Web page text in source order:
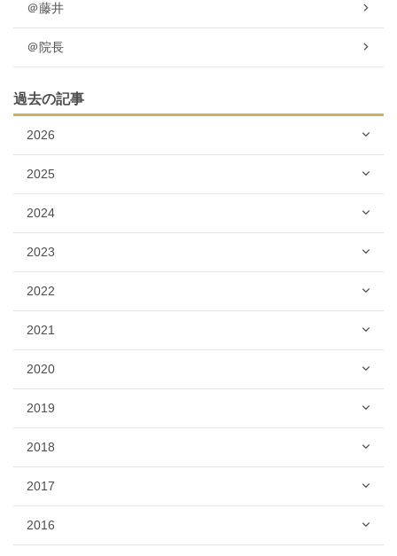
＠藤井
＠院長
過去の記事
2026
2025
2024
2023
2022
2021
2020
2019
2018
2017
2016